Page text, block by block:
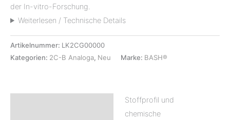
der In-vitro-Forschung.
Weiterlesen / Technische Details
Artikelnummer: LK2CG00000
Kategorien: 2C-B Analoga, Neu Marke: BASH®
Stoffprofil und
chemische